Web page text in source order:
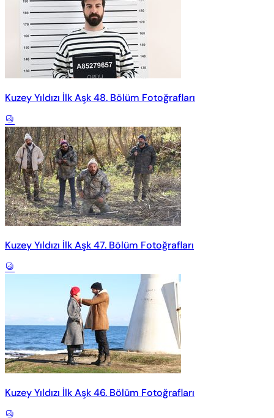
Kuzey Yıldızı İlk Aşk 48. Bölüm Fotoğrafları
Kuzey Yıldızı İlk Aşk 47. Bölüm Fotoğrafları
Kuzey Yıldızı İlk Aşk 46. Bölüm Fotoğrafları